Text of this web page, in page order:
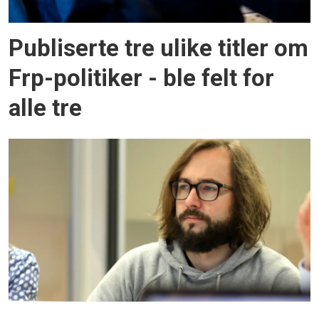
Publiserte tre ulike titler om
Frp-politiker - ble felt for
alle tre